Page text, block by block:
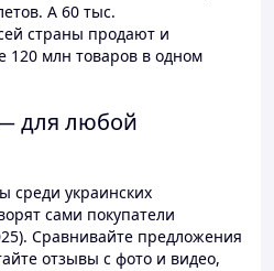
А 60 тыс.
страны продают и
120 млн товаров в одном
для любой
среди украинских
сами покупатели
Сравнивайте предложения
отзывы с фото и видео,